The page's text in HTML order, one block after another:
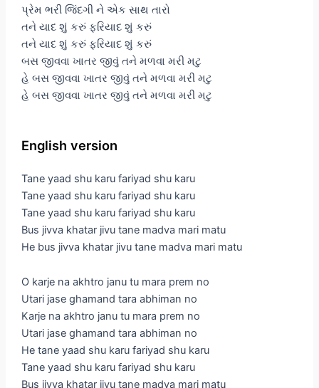
પ્રેમ ભરી જિંદગી ને એક સાથ તારો
તને યાદ શું કરું ફરિયાદ શું કરું
તને યાદ શું કરું ફરિયાદ શું કરું
બસ જીવવા ખાતર જીવું તને મળવા મરી મટુ
હે બસ જીવવા ખાતર જીવું તને મળવા મરી મટુ
હે બસ જીવવા ખાતર જીવું તને મળવા મરી મટુ
English version
Tane yaad shu karu fariyad shu karu
Tane yaad shu karu fariyad shu karu
Tane yaad shu karu fariyad shu karu
Bus jivva khatar jivu tane madva mari matu
He bus jivva khatar jivu tane madva mari matu
O karje na akhtro janu tu mara prem no
Utari jase ghamand tara abhiman no
Karje na akhtro janu tu mara prem no
Utari jase ghamand tara abhiman no
He tane yaad shu karu fariyad shu karu
Tane yaad shu karu fariyad shu karu
Bus jivva khatar jivu tane madva mari matu